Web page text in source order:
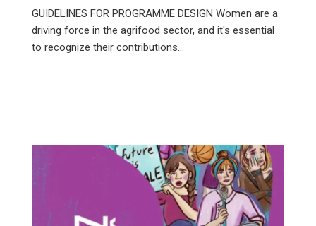
GUIDELINES FOR PROGRAMME DESIGN Women are a
driving force in the agrifood sector, and it's essential
to recognize their contributions…